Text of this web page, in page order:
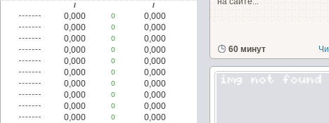
60 минут
/ /
0,000 0
0,000
0,000
0
0,000
0,000
0
0,000
0,000
0
0,000
0,000
0
0,000
0,000
0
0,000
0,000
0
0,000
0,000
0
0,000
0,000
0
0,000
0,000
0
0,000